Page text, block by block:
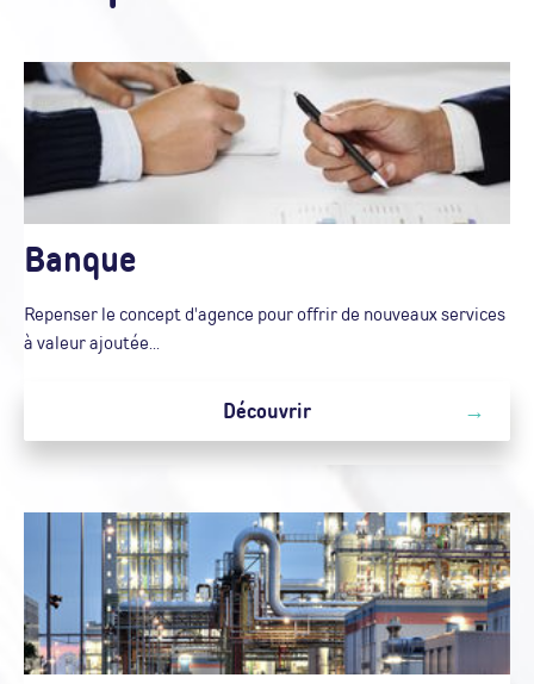
Banque
Repenser le concept d'agence pour offrir de nouveaux services
à valeur ajoutée...
Découvrir